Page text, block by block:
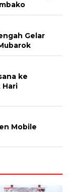
Gelar
ke
Hari
Mobile